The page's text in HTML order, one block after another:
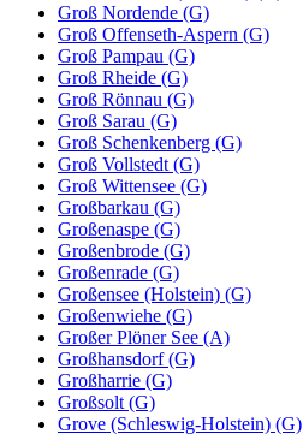
Groß Nordende (G)
Groß Offenseth-Aspern (G)
Groß Pampau (G)
Groß Rheide (G)
Groß Rönnau (G)
Groß Sarau (G)
Groß Schenkenberg (G)
Groß Vollstedt (G)
Groß Wittensee (G)
Großbarkau (G)
Großenaspe (G)
Großenbrode (G)
Großenrade (G)
Großensee (Holstein) (G)
Großenwiehe (G)
Großer Plöner See (A)
Großhansdorf (G)
Großharrie (G)
Großsolt (G)
Grove (Schleswig-Holstein) (G)